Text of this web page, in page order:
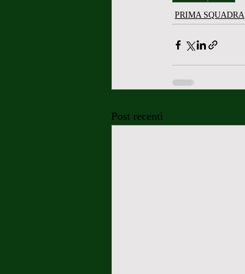
PRIMA SQUADRA
Post recenti